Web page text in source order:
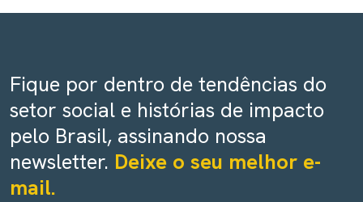
Fique por dentro de tendências do
setor social e histórias de impacto
pelo Brasil, assinando nossa
newsletter. Deixe o seu melhor e-
mail.